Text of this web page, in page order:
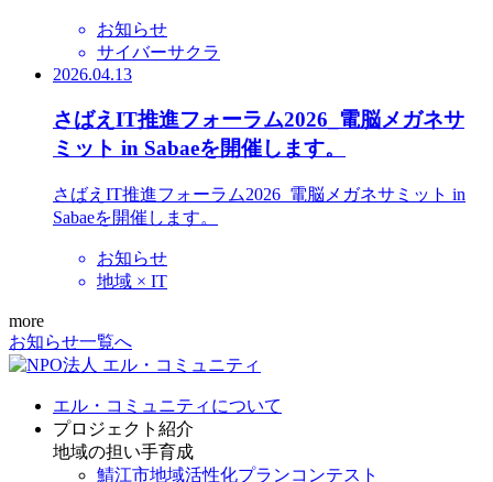
お知らせ
サイバーサクラ
2026.04.13
さばえIT推進フォーラム2026_電脳メガネサ
ミット in Sabaeを開催します。
さばえIT推進フォーラム2026_電脳メガネサミット in
Sabaeを開催します。
お知らせ
地域 × IT
more
お知らせ一覧へ
エル・コミュニティについて
プロジェクト紹介
地域の担い手育成
鯖江市地域活性化プランコンテスト